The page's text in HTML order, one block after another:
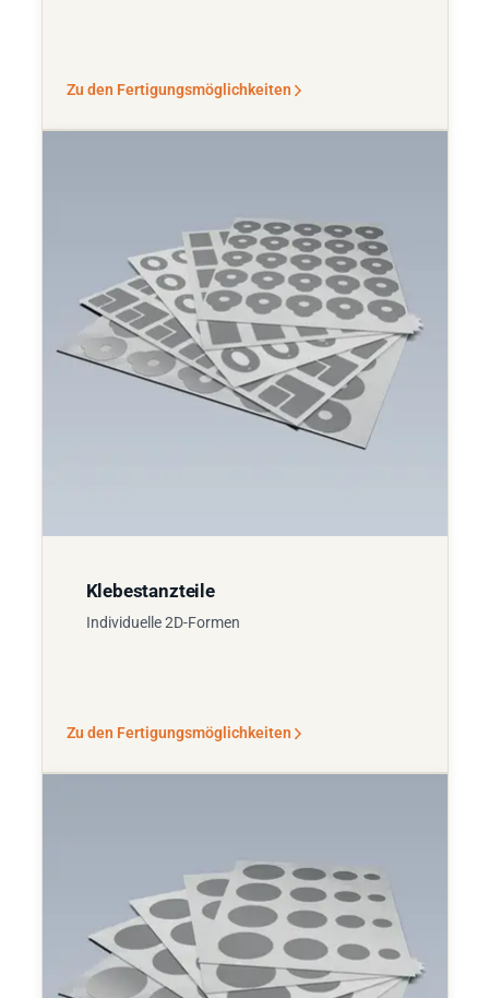
Zu den Fertigungsmöglichkeiten
Klebestanzteile
Individuelle 2D-Formen
Zu den Fertigungsmöglichkeiten